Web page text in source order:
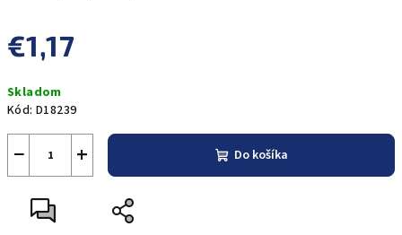
€1,17
cena:
Skladom
Kód: D18239
+
− Do košíka